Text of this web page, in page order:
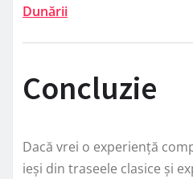
Dunării
Concluzie
Dacă vrei o experiență
ieși din traseele clasice și